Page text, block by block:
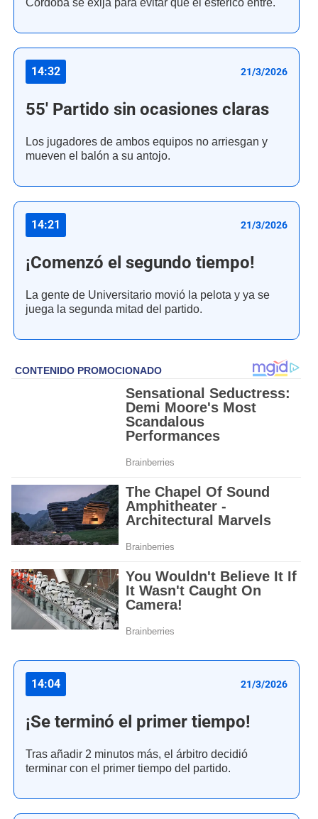
Córdoba se exija para evitar que el esférico entre.
14:32 21/3/2026
55' Partido sin ocasiones claras
Los jugadores de ambos equipos no arriesgan y
mueven el balón a su antojo.
14:21 21/3/2026
¡Comenzó el segundo tiempo!
La gente de Universitario movió la pelota y ya se
juega la segunda mitad del partido.
14:04 21/3/2026
¡Se terminó el primer tiempo!
Tras añadir 2 minutos más, el árbitro decidió
terminar con el primer tiempo del partido.